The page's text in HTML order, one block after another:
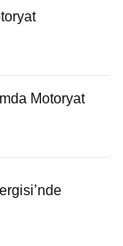
Motoryat